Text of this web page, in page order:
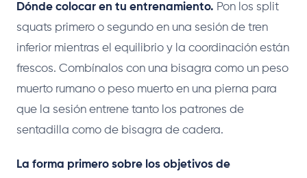
Dónde colocar en tu entrenamiento. Pon los split
squats primero o segundo en una sesión de tren
inferior mientras el equilibrio y la coordinación están
frescos. Combínalos con una bisagra como un peso
muerto rumano o peso muerto en una pierna para
que la sesión entrene tanto los patrones de
sentadilla como de bisagra de cadera.
La forma primero sobre los objetivos de